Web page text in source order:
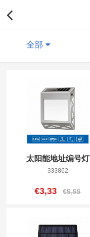
全部
太阳能地址编号灯
333862
€3,33 €9,99